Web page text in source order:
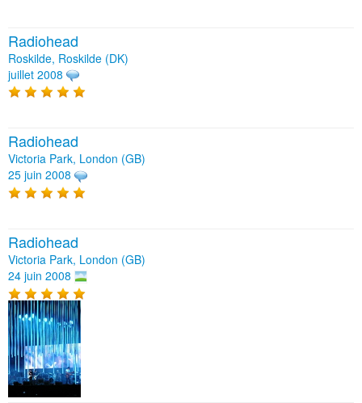
Radiohead
Roskilde, Roskilde (DK)
juillet 2008
Radiohead
Victoria Park, London (GB)
25 juin 2008
Radiohead
Victoria Park, London (GB)
24 juin 2008